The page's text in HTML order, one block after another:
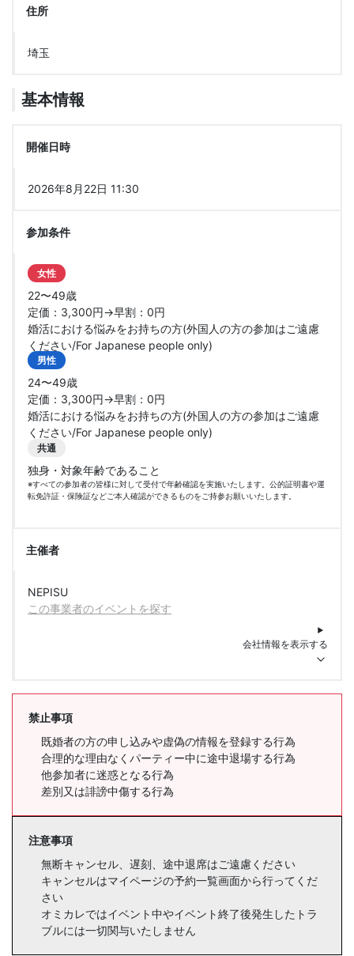
住所
埼玉
基本情報
開催日時
2026年8月22日 11:30
参加条件
女性
22〜49歳
定価：3,300円→早割：0円
婚活における悩みをお持ちの方(外国人の方の参加はご遠慮
ください/For Japanese people only)
男性
24〜49歳
定価：3,300円→早割：0円
婚活における悩みをお持ちの方(外国人の方の参加はご遠慮
ください/For Japanese people only)
共通
独身・対象年齢であること
※すべての参加者の皆様に対して受付で年齢確認を実施いたします。公的証明書や運
転免許証・保険証などご本人確認ができるものをご持参お願いいたします。
主催者
NEPISU
この事業者のイベントを探す
会社情報を表示する
禁止事項
既婚者の方の申し込みや虚偽の情報を登録する行為
合理的な理由なくパーティー中に途中退場する行為
他参加者に迷惑となる行為
差別又は誹謗中傷する行為
注意事項
無断キャンセル、遅刻、途中退席はご遠慮ください
キャンセルはマイページの予約一覧画面から行ってくだ
さい
オミカレではイベント中やイベント終了後発生したトラ
ブルには一切関与いたしません